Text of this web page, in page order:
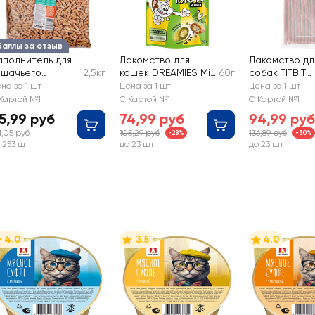
за отзыв
для
2,5кг
за 1 шт
№1
руб
руб
253 шт
Лакомство для
кошек DREAMIES Mix
(Микс) курица,
кошачья мята
60г
Цена за 1 шт
С Картой №1
74,99 руб
105,29 руб -28%
до 23 шт
Лакомство
собак TITBIT
Золотая
Колбаса
Цена за 1 шт
С Картой №1
94,99 руб
136,89 руб -30%
до 23 шт
4.0 3.5 4.0